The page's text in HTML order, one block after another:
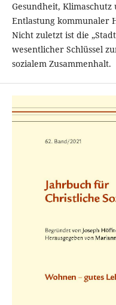
Gesundheit, Klimaschutz
Entlastung kommunaler
Nicht zuletzt ist die
wesentlicher Schlüssel
sozialem Zusammenhalt.